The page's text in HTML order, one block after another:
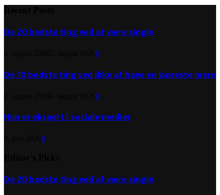
De 20 bedste ting ved at være single
0
De 10 bedste ting ved ikke at have en kæreste mere
0
Hun er ekspert i sociale medier
0
De 20 bedste ting ved at være single